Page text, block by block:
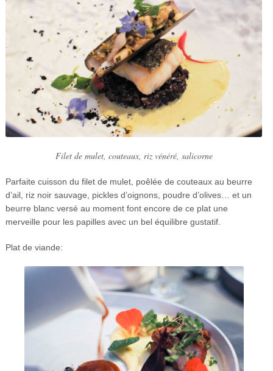
Filet de mulet, couteaux, riz vénéré, salicorne
Parfaite cuisson du filet de mulet, poêlée de couteaux au beurre
d’ail, riz noir sauvage, pickles d’oignons, poudre d’olives… et un
beurre blanc versé au moment font encore de ce plat une
merveille pour les papilles avec un bel équilibre gustatif.
Plat de viande: